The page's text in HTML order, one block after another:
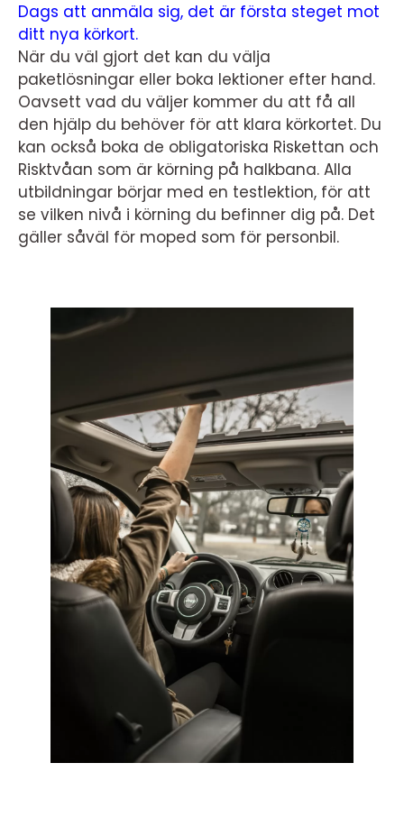
Dags att anmäla sig, det är första steget mot
ditt nya körkort.
När du väl gjort det kan du välja
paketlösningar eller boka lektioner efter hand.
Oavsett vad du väljer kommer du att få all
den hjälp du behöver för att klara körkortet. Du
kan också boka de obligatoriska Riskettan och
Risktvåan som är körning på halkbana. Alla
utbildningar börjar med en testlektion, för att
se vilken nivå i körning du befinner dig på. Det
gäller såväl för moped som för personbil.